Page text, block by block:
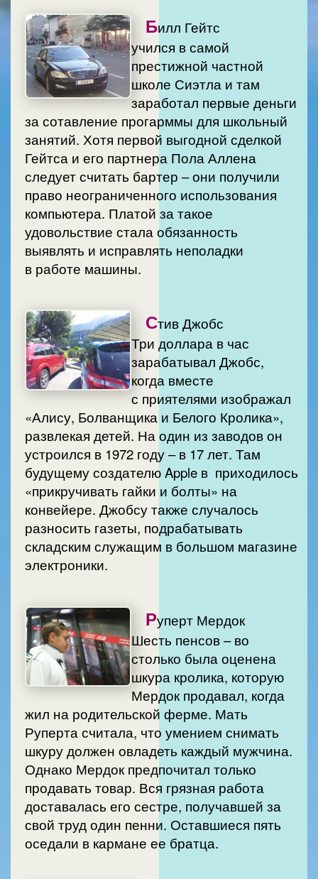
Билл Гейтс
учился в самой
престижной частной
школе Сиэтла и там
заработал первые деньги
за сотавление прогарммы для школьный
занятий. Хотя первой выгодной сделкой
Гейтса и его партнера Пола Аллена
следует считать бартер – они получили
право неограниченного использования
компьютера. Платой за такое
удовольствие стала обязанность
выявлять и исправлять неполадки
в работе машины.
Стив Джобс
Три доллара в час
зарабатывал Джобс,
когда вместе
с приятелями изображал
«Алису, Болванщика и Белого Кролика»,
развлекая детей. На один из заводов он
устроился в 1972 году – в 17 лет. Там
будущему создателю Apple в приходилось
«прикручивать гайки и болты» на
конвейере. Джобсу также случалось
разносить газеты, подрабатывать
складским служащим в большом магазине
электроники.
Руперт Мердок
Шесть пенсов – во
столько была оценена
шкура кролика, которую
Мердок продавал, когда
жил на родительской ферме. Мать
Руперта считала, что умением снимать
шкуру должен овладеть каждый мужчина.
Однако Мердок предпочитал только
продавать товар. Вся грязная работа
доставалась его сестре, получавшей за
свой труд один пенни. Оставшиеся пять
оседали в кармане ее братца.